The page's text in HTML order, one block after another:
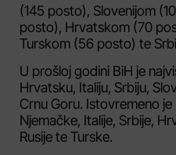
(145 posto), Slovenijom
posto), Hrvatskom (70
Turskom (56 posto) te
U prošloj godini BiH je
Hrvatsku, Italiju, Srbiju,
Crnu Goru. Istovremeno je
Njemačke, Italije, Srbije,
Rusije te Turske.